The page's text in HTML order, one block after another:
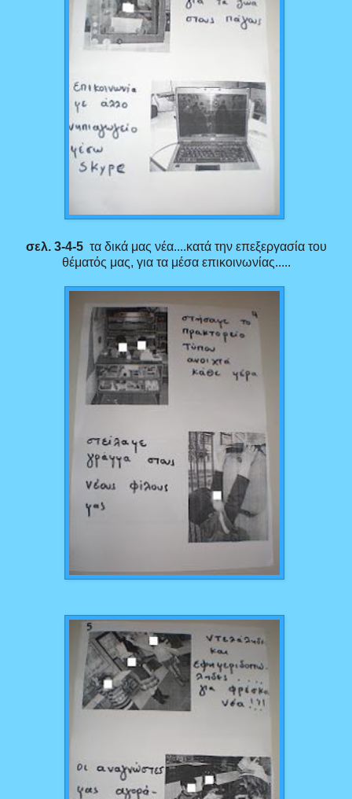
σελ. 3-4-5τα δικά μας νέα....κατά την επεξεργασία του
θέματός μας, για τα μέσα επικοινωνίας.....